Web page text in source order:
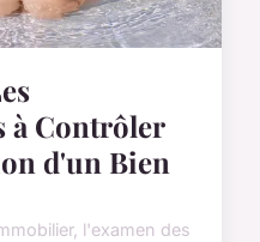
à Contrôler
d'un Bien
l'examen des